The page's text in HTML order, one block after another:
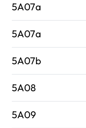
5A07a
5A07a
5A07b
5A08
5A09